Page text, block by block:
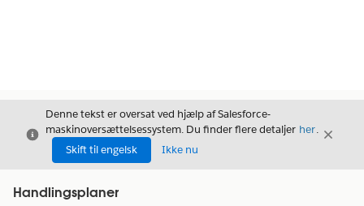
Luk
Denne tekst er oversat ved hjælp af Salesforce-
maskinoversættelsessystem. Du finder flere detaljer her.
Skift til engelsk
Ikke nu
Luk
Handlingsplaner